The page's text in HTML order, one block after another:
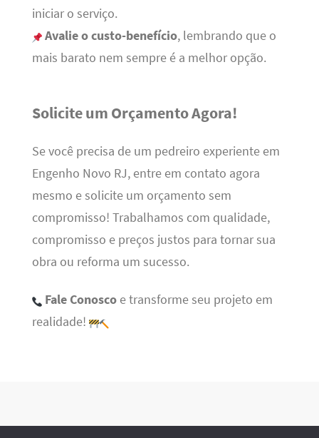
iniciar o serviço.
Avalie o custo-benefício, lembrando que o
mais barato nem sempre é a melhor opção.
Solicite um Orçamento Agora!
Se você precisa de um pedreiro experiente em
Engenho Novo RJ, entre em contato agora
mesmo e solicite um orçamento sem
compromisso! Trabalhamos com qualidade,
compromisso e preços justos para tornar sua
obra ou reforma um sucesso.
Fale Conoscoe transforme seu projeto em
realidade!